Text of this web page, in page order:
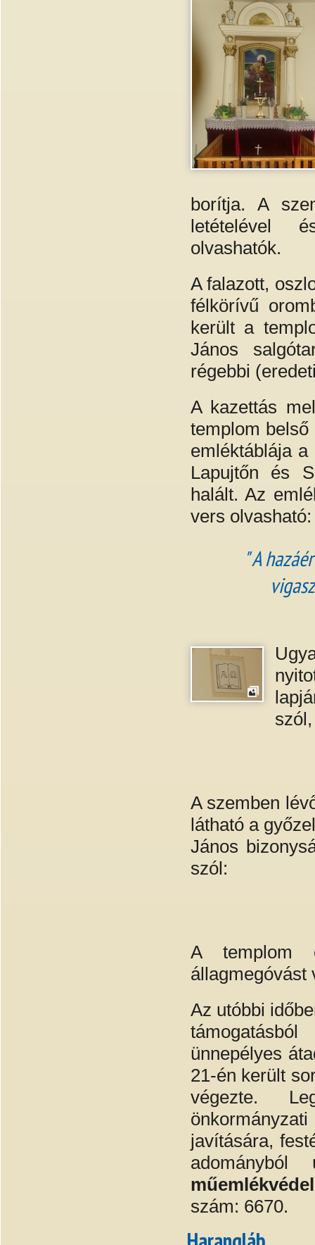
borítja. A
letételével
olvashatók.
A falazott,
félkörívű
került a
János
régebbi
A kazettás
templom
emléktáblája
Lapujtőn és
halált. Az
vers olvasható:
" A
A szemben
látható a
János
szól:
A templom
állagmegóvást
Az utóbbi
ünnepélyes
21-én került
végezte.
javítására,
szám: 6670.